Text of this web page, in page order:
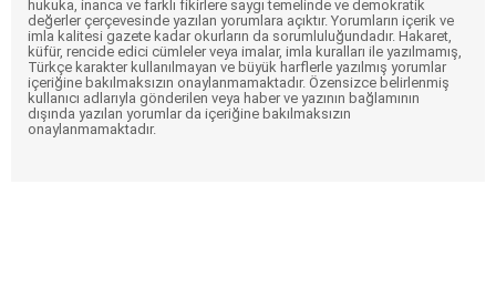
hukuka, inanca ve farklı fikirlere saygı temelinde ve demokratik
değerler çerçevesinde yazılan yorumlara açıktır. Yorumların içerik ve
imla kalitesi gazete kadar okurların da sorumluluğundadır. Hakaret,
küfür, rencide edici cümleler veya imalar, imla kuralları ile yazılmamış,
Türkçe karakter kullanılmayan ve büyük harflerle yazılmış yorumlar
içeriğine bakılmaksızın onaylanmamaktadır. Özensizce belirlenmiş
kullanıcı adlarıyla gönderilen veya haber ve yazının bağlamının
dışında yazılan yorumlar da içeriğine bakılmaksızın
onaylanmamaktadır.